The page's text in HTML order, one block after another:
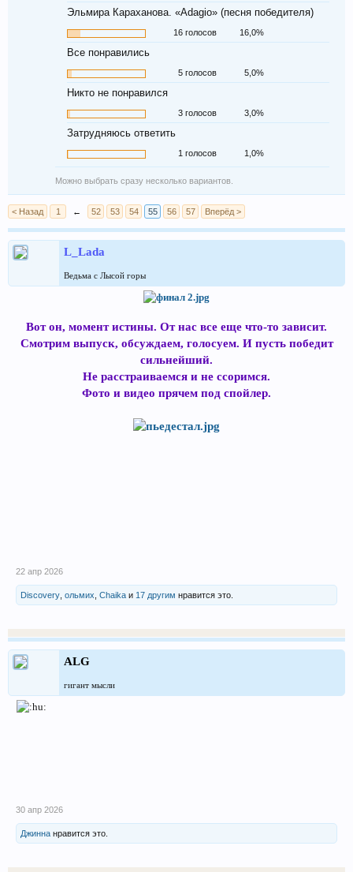
Эльмира Караханова. «Adagio» (песня победителя)
16 голосов 16,0%
Все понравились
5 голосов 5,0%
Никто не понравился
3 голосов 3,0%
Затрудняюсь ответить
1 голосов 1,0%
Можно выбрать сразу несколько вариантов.
< Назад 1 ← 52 53 54 55 56 57 Вперёд >
L_Lada
Ведьма с Лысой горы
Вот он, момент истины. От нас все еще что-то зависит.
Смотрим выпуск, обсуждаем, голосуем. И пусть победит
сильнейший.
Не расстраиваемся и не ссоримся.
Фото и видео прячем под спойлер.
22 апр 2026
Discovery ольмих Chaika и 17 другим нравится это.
ALG
гигант мысли
30 апр 2026
Джинна нравится это.